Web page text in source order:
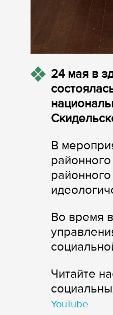
24 мая в
В
Во время
Читайте
YouTube